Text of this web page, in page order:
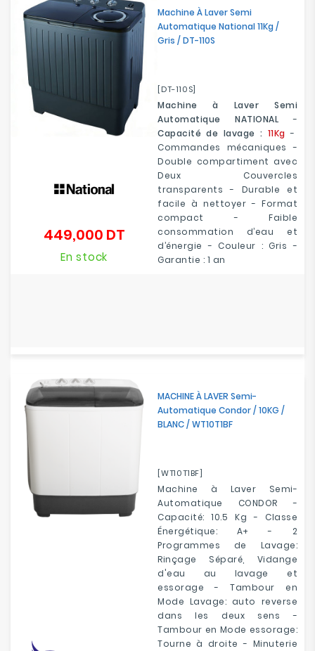
Machine À Laver Semi
Automatique National 11Kg /
Gris / DT-110S
[DT-110S]
Machine à Laver Semi
Automatique NATIONAL -
Capacité de lavage : 11Kg -
Commandes mécaniques -
Double compartiment avec
Deux Couvercles
transparents - Durable et
facile à nettoyer - Format
compact - Faible
consommation d’eau et
d’énergie - Couleur : Gris -
Garantie : 1 an
449,000 DTPrix
En stock
MACHINE À LAVER Semi-
Automatique Condor / 10KG /
BLANC / WT10T1BF
[WT10T1BF]
Machine à Laver Semi-
Automatique CONDOR -
Capacité: 10.5 Kg - Classe
Énergétique: A+ - 2
Programmes de Lavage:
Rinçage Séparé, Vidange
d'eau au lavage et
essorage - Tambour en
Mode Lavage: auto reverse
dans les deux sens -
Tambour en Mode essorage:
Tourne à droite - Minuterie